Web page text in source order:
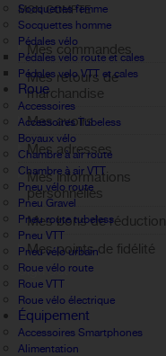
Socquettes femme
Socquettes homme
Pédales vélo
Pédales velo route et cales
Pédales velo VTT et cales
Roue
Accessoires
Accessoires Tubeless
Boyaux vélo
Chambre à air route
Chambre à air VTT
Pneu vélo route
Pneu Gravel
Pneu route tubeless
Pneu VTT
Pneu vélo urbain
Roue vélo route
Roue VTT
Roue vélo électrique
Équipement
Accessoires Smartphones
Alimentation
MON COMPTE
Mes commandes
Mes retours de
marchandise
Mes avoirs
Mes adresses
Mes informations
personnelles
Mes bons de réduction
Mes points de fidélité
Sign out